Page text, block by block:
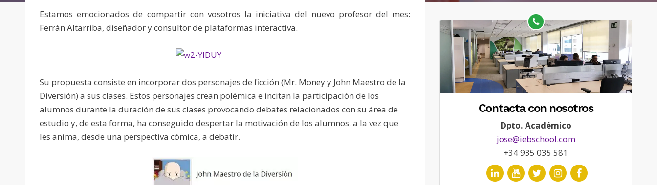
Estamos emocionados de compartir con vosotros la iniciativa del nuevo profesor del mes:
Ferrán Altarriba, diseñador y consultor de plataformas interactiva.
Su propuesta consiste en incorporar dos personajes de ficción (Mr. Money y John Maestro de la
Diversión) a sus clases. Estos personajes crean polémica e incitan la participación de los
alumnos durante la duración de sus clases provocando debates relacionados con su área de
estudio y, de esta forma, ha conseguido despertar la motivación de los alumnos, a la vez que
les anima, desde una perspectiva cómica, a debatir.
Contacta con nosotros
Dpto. Académico
jose@iebschool.com
+34 935 035 581